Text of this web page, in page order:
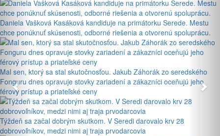
Daniela Vašková Kasáková kandiduje na primátorku Serede. Mestu
chce ponúknuť skúsenosti, odborné riešenia a otvorenú spoluprácu.
Mal sen, ktorý sa stal skutočnosťou. Jakub Záhorák zo seredského
Fonguru dnes opravuje stovky zariadení a zákazníci oceňujú jeho
férový prístup a priateľské ceny
Týždeň sa začal dobrým skutkom. V Seredi darovalo krv 28
dobrovoľníkov, medzi nimi aj traja prvodarcovia